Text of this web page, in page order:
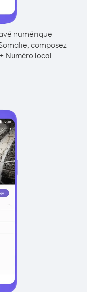
numérique
composez
+ Numéro local